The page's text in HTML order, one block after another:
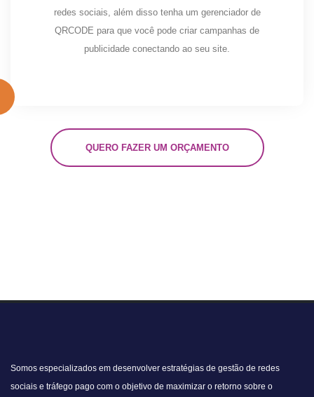
redes sociais, além disso tenha um gerenciador de
QRCODE para que você pode criar campanhas de
publicidade conectando ao seu site.
QUERO FAZER UM ORÇAMENTO
Somos especializados em desenvolver estratégias de gestão de redes
sociais e tráfego pago com o objetivo de maximizar o retorno sobre o